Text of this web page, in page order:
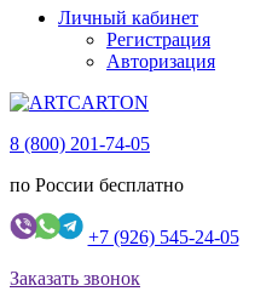
Личный кабинет
Регистрация
Авторизация
8 (800) 201-74-05
по России бесплатно
+7 (926) 545-24-05
Заказать звонок